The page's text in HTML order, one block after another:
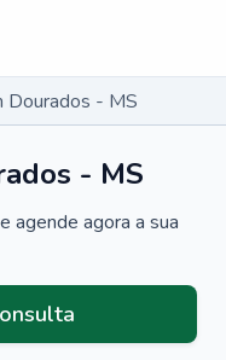
Dourados - MS
- MS
agende agora a sua